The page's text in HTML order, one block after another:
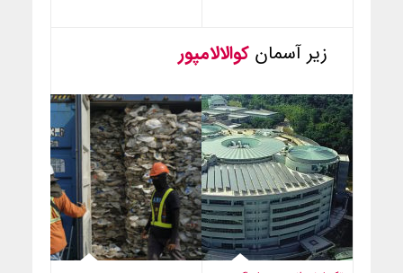
زیر آسمان کوالالامپور